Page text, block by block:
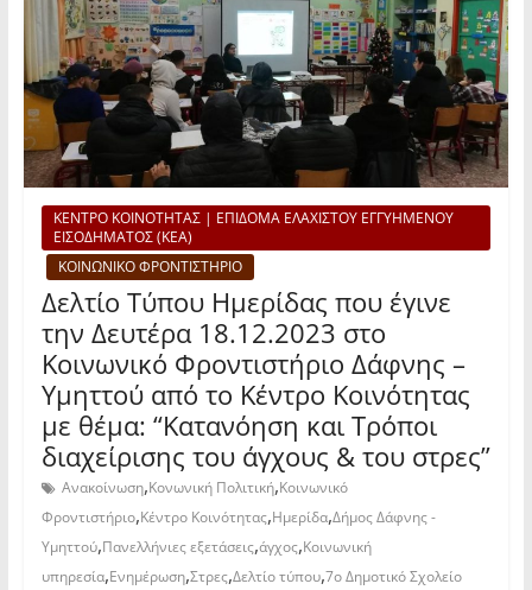
ΚΕΝΤΡΟ ΚΟΙΝΟΤΗΤΑΣ | ΕΠΙΔΟΜΑ ΕΛΑΧΙΣΤΟΥ ΕΓΓΥΗΜΕΝΟΥ
ΕΙΣΟΔΗΜΑΤΟΣ (ΚΕΑ)
ΚΟΙΝΩΝΙΚΟ ΦΡΟΝΤΙΣΤΗΡΙΟ
Δελτίο Τύπου Ημερίδας που έγινε
την Δευτέρα 18.12.2023 στο
Κοινωνικό Φροντιστήριο Δάφνης –
Υμηττού από το Κέντρο Κοινότητας
με θέμα: “Κατανόηση και Τρόποι
διαχείρισης του άγχους & του στρες”
Ανακοίνωση,Κονωνική Πολιτική,Κοινωνικό
Φροντιστήριο,Κέντρο Κοινότητας,Ημερίδα,Δήμος Δάφνης -
Υμηττού,Πανελλήνιες εξετάσεις,άγχος,Κοινωνική
υπηρεσία,Ενημέρωση,Στρες,Δελτίο τύπου,7ο Δημοτικό Σχολείο